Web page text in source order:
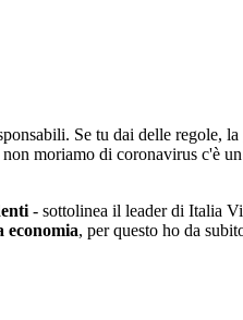
Se tu dai delle regole,
non moriamo di coronavirus c'è
- sottolinea il leader di Italia
economia, per questo ho da